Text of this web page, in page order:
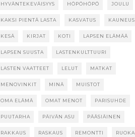
HYVÄNTEKEVÄISYYS HÖPÖHÖPÖ JOULU
KAKSI PIENTÄ LASTA KASVATUS KAUNEUS
KESÄ KIRJAT KOTI LAPSEN ELÄMÄÄ
LAPSEN SUUSTA LASTENKULTTUURI
LASTEN VAATTEET LELUT MATKAT
MENOVINKIT MINÄ MUISTOT
OMA ELÄMÄ OMAT MENOT PARISUHDE
PUUTARHA PÄIVÄN ASU PÄÄSIÄINEN
RAKKAUS RASKAUS REMONTTI RUOKA